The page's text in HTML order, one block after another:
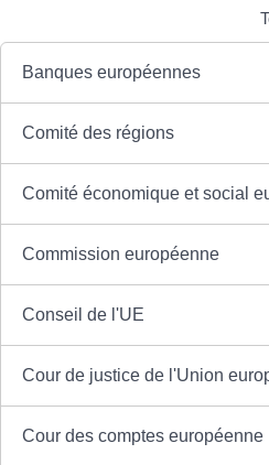
Banques européennes
Comité des régions
Comité économique et social
Commission européenne
Conseil de l'UE
Cour de justice de l'Union
Cour des comptes européenne